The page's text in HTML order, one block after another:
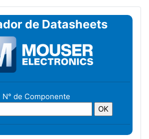
de Datasheets
N° de Componente